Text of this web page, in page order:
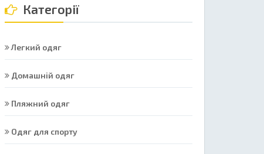
Категорії
Легкий одяг
Домашній одяг
Пляжний одяг
Одяг для спорту